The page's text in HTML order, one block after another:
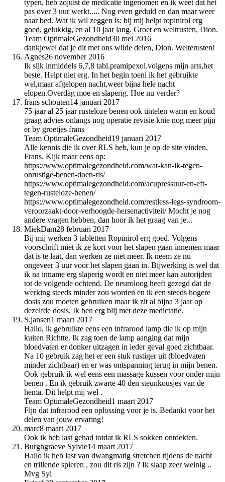
typen, heb zojuist de medicatie ingenomen en ik weet dat het
pas over 3 uur werkt..... Nog even geduld en dan maar weer
naar bed. Wat ik wil zeggen is: bij mij helpt ropinirol erg
goed, gelukkig, en al 10 jaar lang. Groet en weltrusten, Dion.
Team OptimaleGezondheid30 mei 2016
dankjewel dat je dit met ons wilde delen, Dion. Welterusten!
Agnes26 november 2016
Ik slik inmiddels 6,7,8 tabl.pramipexol.volgens mijn arts,het
beste. Helpt niet erg. In het begin toeni ik het gebruikte
wel,maar afgelopen nacht,weer bijna hele nacht
elopen.Overdag moe en slaperig. Hoe nu verder?
frans schouten14 januari 2017
75 jaar al 25 jaar rusteloze benen ook tintelen warm en koud
graag advies onlangs nog operatie revisie knie nog meer pijn
er by groetjes frans
Team OptimaleGezondheid19 januari 2017
Alle kennis die ik over RLS heb, kun je op de site vinden,
Frans. Kijk maar eens op:
https://www.optimalegezondheid.com/wat-kan-ik-tegen-
onrustige-benen-doen-rls/
https://www.optimalegezondheid.com/acupressuur-en-eft-
tegen-rusteloze-benen/
https://www.optimalegezondheid.com/restless-legs-syndroom-
veroorzaakt-door-verhoogde-hersenactiviteit/ Mocht je nog
andere vragen hebben, dan hoor ik het graag van je...
MiekDam28 februari 2017
Bij mij werken 3 tabletten Ropinirol erg goed. Volgens
voorschrift miet ik ze kort voor het slapen gaan innemen maar
dat is te laat, dan werken ze niet meer. Ik neem ze nu
ongeveer 3 uur voor het slapen gaan in. Bijwerking is wel dat
ik na inname erg slaperig wordt en niet meer kan autorijden
tot de volgende ochtend. De neuroloog heeft gezegd dat de
werking steeds minder zou worden en ik een steeds hogere
dosis zou moeten gebruiken maar ik zit al bijna 3 jaar op
dezelfde dosis. Ik ben erg blij met deze medictatie.
S.jansen1 maart 2017
Hallo, ik gebruikte eens een infrarood lamp die ik op mijn
kuiten Richtte. Ik zag toen de lamp aanging dat mijn
bloedvaten er donker uitzagen in ieder geval goed zichtbaar.
Na 10 gebruik zag het er een stuk rustiger uit (bloedvaten
minder zichtbaar) en er was ontspanning terug in mijn benen.
Ook gebruik ik wel eens een massage kussen voor onder mijn
benen . En ik gebruik zwarte 40 den steunkousjes van de
hema. Dit helpt mij wel .
Team OptimaleGezondheid1 maart 2017
Fijn dat infrarood een oplossing voor je is. Bedankt voor het
delen van jouw ervaring!
marc8 maart 2017
Ook ik heb last gehad totdat ik RLS sokken ontdekten.
Burghgraeve Sylvie14 maart 2017
Hallo ik heb last van dwangmatig stretchen tijdens de nacht
en trillende spieren , zou dit rls zijn ? Ik slaap zeer weinig ..
Mvg Syl